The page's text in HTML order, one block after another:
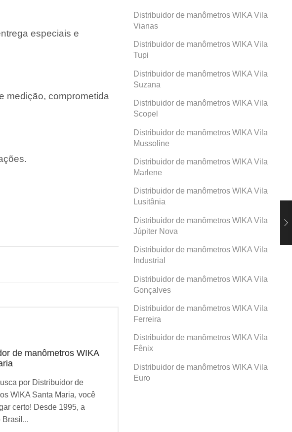
especiais e
medição, comprometida
de manômetros WIKA
por Distribuidor de
WIKA Santa Maria, você
certo! Desde 1995, a
Brasil...
Distribuidor de manômetros WIKA
Prosperidade
Se você busca por Distribuidor de
Distribuidor de manômetros WIKA Vila
Vianas
Distribuidor de manômetros WIKA Vila
Tupi
Distribuidor de manômetros WIKA Vila
Suzana
Distribuidor de manômetros WIKA Vila
Scopel
Distribuidor de manômetros WIKA Vila
Mussoline
Distribuidor de manômetros WIKA Vila
Marlene
Distribuidor de manômetros WIKA Vila
Lusitânia
Distribuidor de manômetros WIKA Vila
Júpiter Nova
Distribuidor de manômetros WIKA Vila
Industrial
Distribuidor de manômetros WIKA Vila
Gonçalves
Distribuidor de manômetros WIKA Vila
Ferreira
Distribuidor de manômetros WIKA Vila
Fênix
Distribuidor de manômetros WIKA Vila
Euro